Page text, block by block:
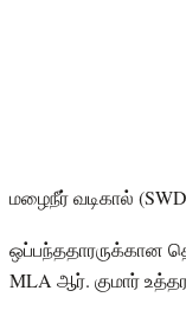
மழைநீர் வடிகால்
ஒப்பந்ததாரருக்கான
MLA ஆர். குமார்